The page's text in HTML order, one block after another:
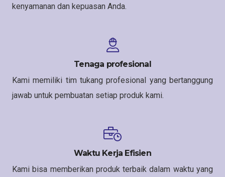
kenyamanan dan kepuasan Anda.
Tenaga profesional
Kami memiliki tim tukang profesional yang bertanggung
jawab untuk pembuatan setiap produk kami.
Waktu Kerja Efisien
Kami bisa memberikan produk terbaik dalam waktu yang